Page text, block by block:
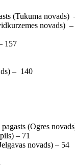
(Tukuma novads)
novads)
157
– 140
(Ogres
– 71
novads) – 54